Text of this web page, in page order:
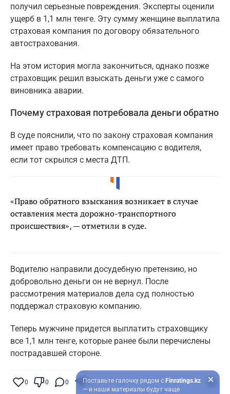
получил серьезные повреждения. Эксперты оценили
ущерб в 1,1 млн тенге. Эту сумму женщине выплатила
страховая компания по договору обязательного
автострахования.
На этом история могла закончиться, однако позже
страховщик решил взыскать деньги уже с самого
виновника аварии.
Почему страховая потребовала деньги обратно
В суде пояснили, что по закону страховая компания
имеет право требовать компенсацию с водителя,
если тот скрылся с места ДТП.
«Право обратного взыскания возникает в случае
оставления места дорожно-транспортного
происшествия», — отметили в суде.
Водителю направили досудебную претензию, но
добровольно деньги он не вернул. После
рассмотрения материалов дела суд полностью
поддержал страховую компанию.
Теперь мужчине придется выплатить страховщику
все 1,1 млн тенге, которые ранее были перечислены
пострадавшей стороне.
0 0 0 0
Поставьте галочку рядом с Finratings.kz
— и наши материалы будут чаще